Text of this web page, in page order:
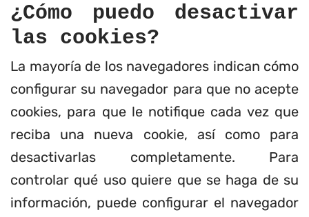
¿Cómo puedo desactivar
las cookies?
La mayoría de los navegadores indican cómo
configurar su navegador para que no acepte
cookies, para que le notifique cada vez que
reciba una nueva cookie, así como para
desactivarlas completamente. Para
controlar qué uso quiere que se haga de su
información, puede configurar el navegador